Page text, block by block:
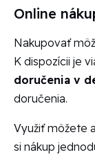
Online
Nakupovať
K dispozícii je
doručenia v
doručenia.
Využiť môžete
si nákup